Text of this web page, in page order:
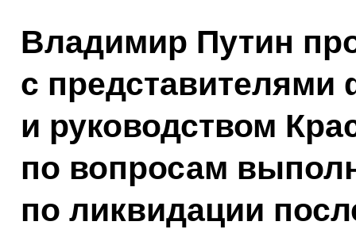
Владимир Путин
с
и руководством
по вопросам
по ликвидации